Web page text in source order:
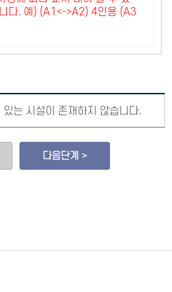
다. 예) (A1<->A2) 4인용 (A3
있는 시설이 존재하지 않습니다.
다음단계 >